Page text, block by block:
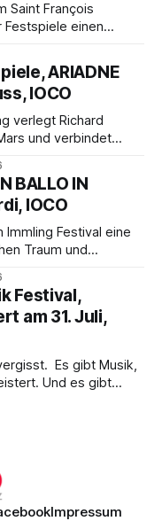
Saint François
Festspiele einen
Pascal entfaltet
Sly berührt als
ARIADNE
IOCO
verlegt Richard
und verbindet
Wiener
Akt jedoch
BALLO IN
IOCO
Festival eine
Traum und
getragen von
musikalisch
Festival,
am 31. Juli,
Musik,
Und es gibt
an dem
Impressum